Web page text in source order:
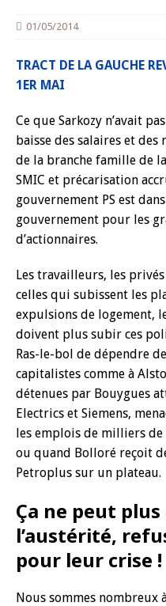
01/05/2014
TRACT DE LA GAUCHE
1ER MAI
Ce que Sarkozy n’avait
baisse des salaires et
de la branche famille de
SMIC et précarisation
gouvernement PS est
gouvernement pour les
d’actionnaires.
Les travailleurs, les
celles qui subissent les
expulsions de logement,
doivent plus subir ces
Ras-le-bol de dépendre
capitalistes comme à
détenues par Bouygues
Electrics et Siemens,
les emplois de milliers
ou quand Bolloré reçoit
Petroplus sur un plateau.
Ça ne peut
l’austérité,
pour leur crise !
Nous sommes nombreux